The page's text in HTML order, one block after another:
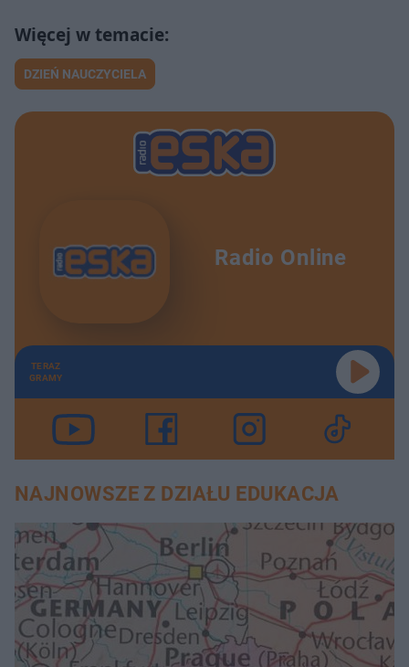
DZIEŃ NAUCZYCIELA
Radio Online
TERAZ
GRAMY
NAJNOWSZE Z DZIAŁU EDUKACJA